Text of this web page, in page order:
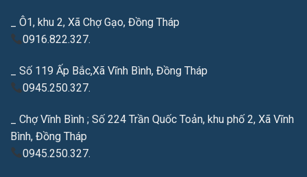
_ Ô1, khu 2, Xã Chợ Gạo, Đồng Tháp
0916.822.327.
_ Số 119 Ấp Bắc,Xã Vĩnh Bình, Đồng Tháp
0945.250.327.
_ Chợ Vĩnh Bình ; Số 224 Trần Quốc Toản, khu phố 2, Xã Vĩnh
Bình, Đồng Tháp
0945.250.327.